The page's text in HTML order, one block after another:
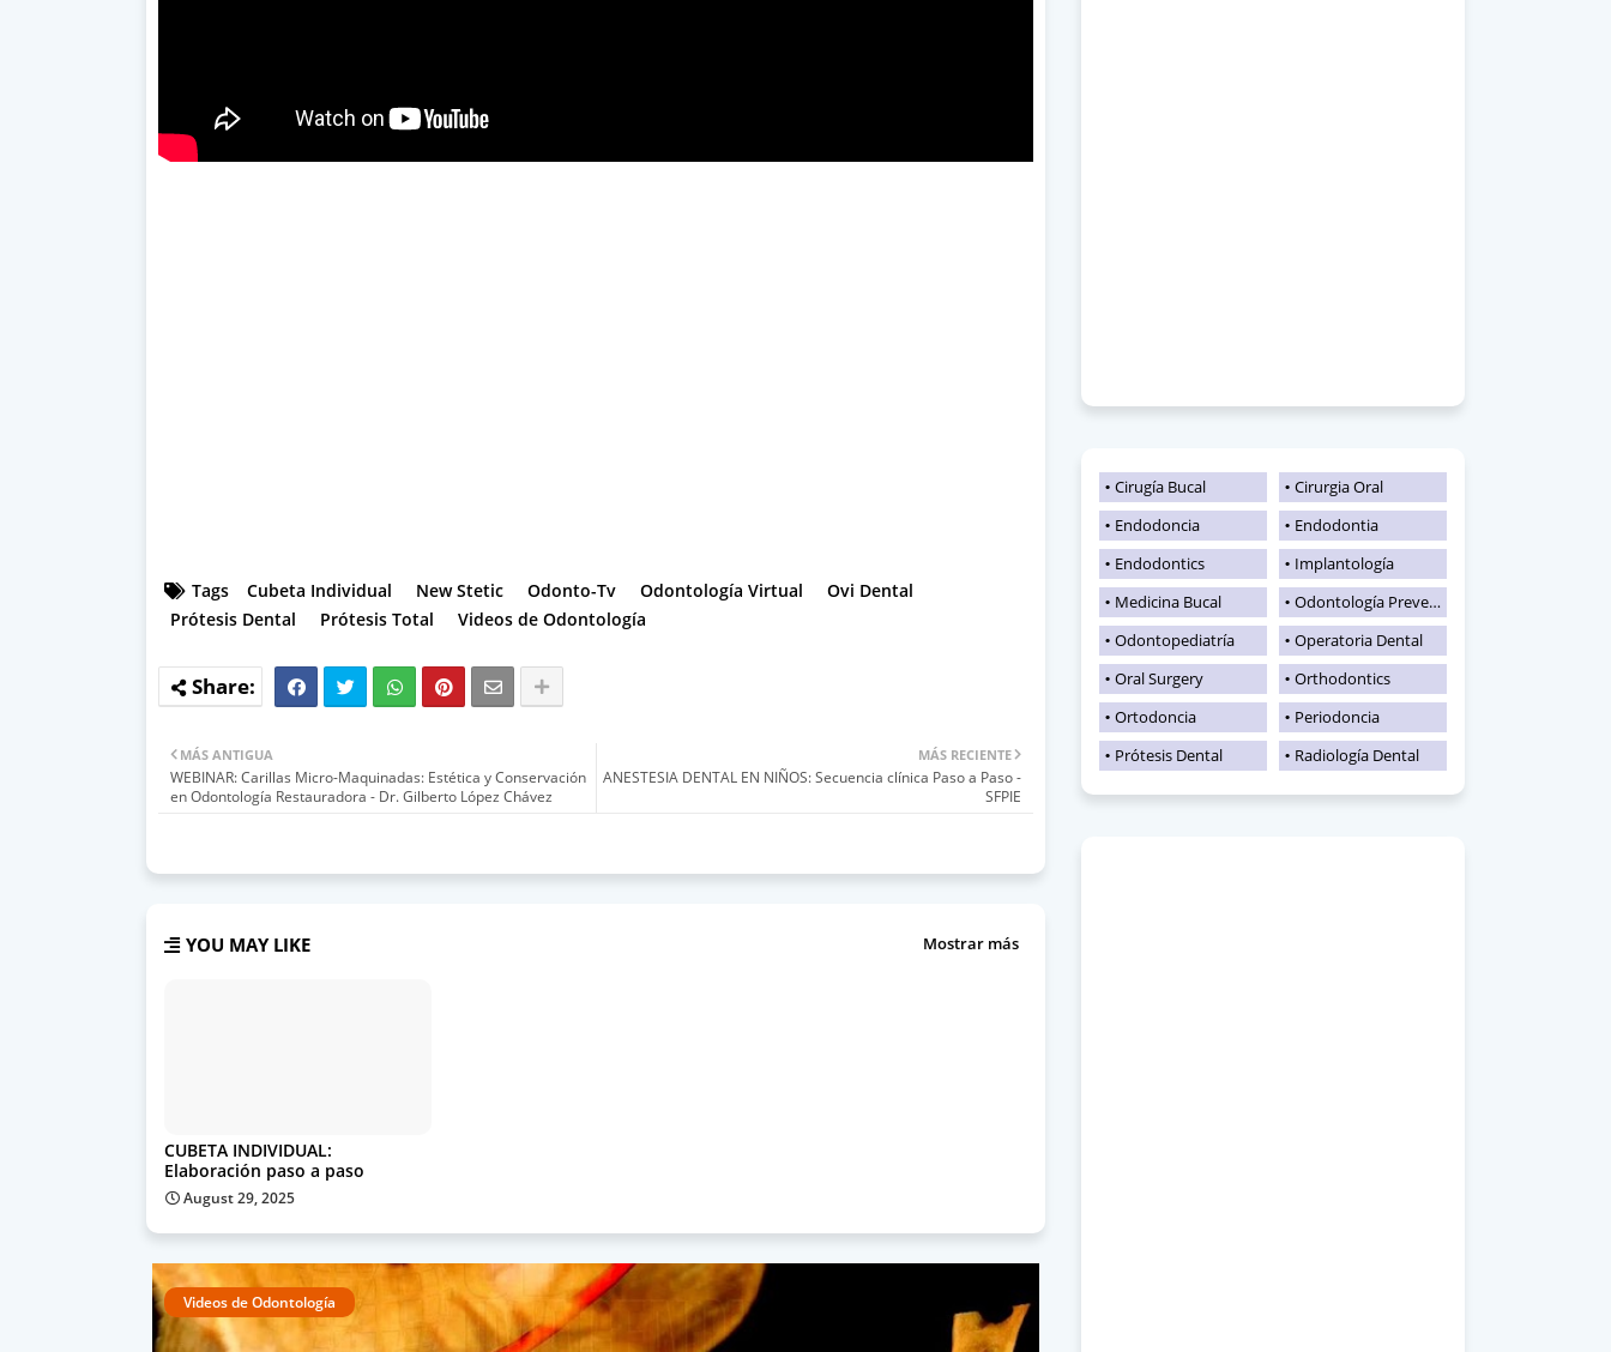
Tags Cubeta Individual New Stetic Odonto-Tv Odontología Virtual
Ovi Dental
Prótesis Dental
Prótesis Total Videos de Odontología
MÁS RECIENTE
ANESTESIA DENTAL EN NIÑOS: Secuencia clínica Paso a Paso -
SFPIE
MÁS ANTIGUA
WEBINAR: Carillas Micro-Maquinadas: Estética y Conservación
en Odontología Restauradora - Dr. Gilberto López Chávez
YOU MAY LIKE Mostrar más
CUBETA INDIVIDUAL:
Elaboración paso a paso
August 29, 2025
Videos de Odontología
Cirugía Bucal
Cirurgia Oral
Endodoncia
Endodontia
Endodontics
Implantología
Medicina Bucal
Odontología Preventiva
Odontopediatría
Operatoria Dental
Oral Surgery
Orthodontics
Ortodoncia
Periodoncia
Prótesis Dental
Radiología Dental